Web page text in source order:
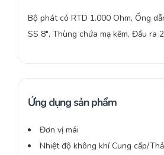
Bộ phát có RTD 1.000 Ohm, Ống
SS 8″, Thùng chứa mạ kẽm, Đầu ra
Ứng dụng sản phẩm
Đơn vị mái
Nhiệt độ không khí Cung cấp/